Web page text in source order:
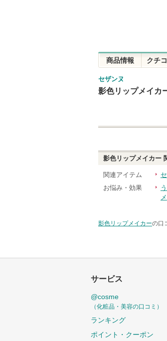
商品情報 クチ
セザンヌ
影色リップメイカ
影色リップメイカー
関連アイテム
お悩み・効果
メ
影色リップメイカーの口
サービス
@cosme
（化粧品・美容の口コミ）
ランキング
ポイント・クーポン